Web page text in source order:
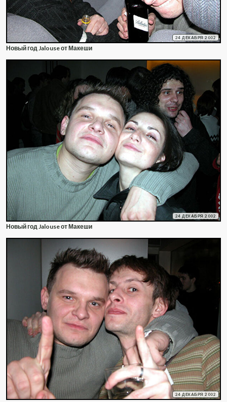
24 ДЕКАБРЯ 2002
Новый год Jalouse от Макеши
24 ДЕКАБРЯ 2002
Новый год Jalouse от Макеши
24 ДЕКАБРЯ 2002